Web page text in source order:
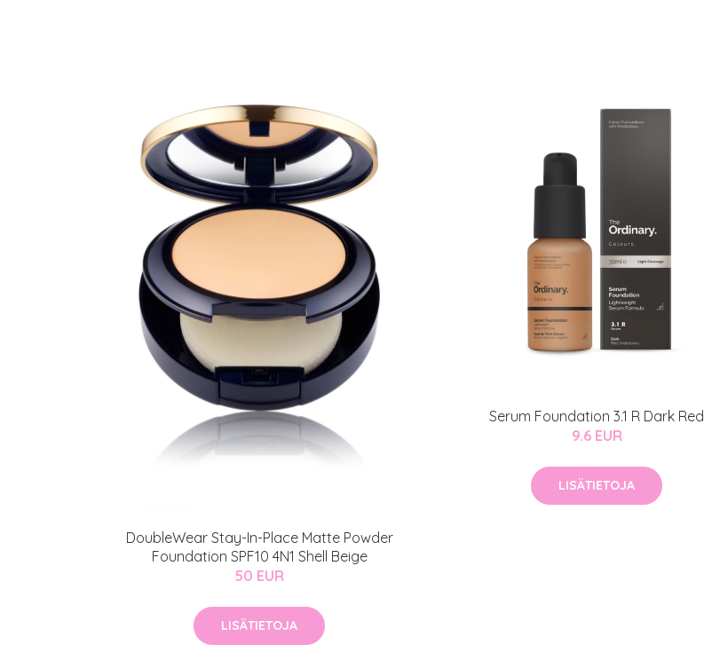
DoubleWear Stay-In-Place Matte Powder
Foundation SPF10 4N1 Shell Beige
50 EUR
LISÄTIETOJA
Serum Foundation 3.1 R Dark Red
9.6 EUR
LISÄTIETOJA
Erikoistarjous
Sponsoriltamme
IdealofMeD Kauppa
Kaikki IdealofMeDin tuotteet -20 %!